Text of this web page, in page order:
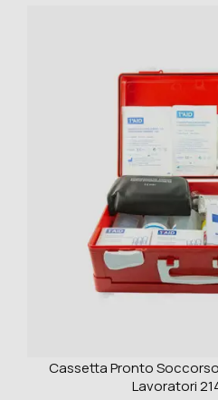
Cassetta Pronto Soccorso
Lavoratori